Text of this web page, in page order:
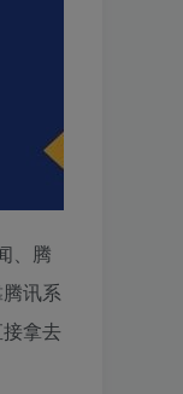
、腾
讯系
拿去